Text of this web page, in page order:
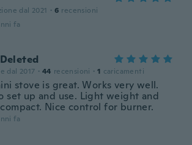
dal 2021 · 6 recensioni
fa
dal 2017 · 44 recensioni · 1 caricamenti
stove is great. Works very well.
set up and use. Light weight and
Nice control for burner.
fa